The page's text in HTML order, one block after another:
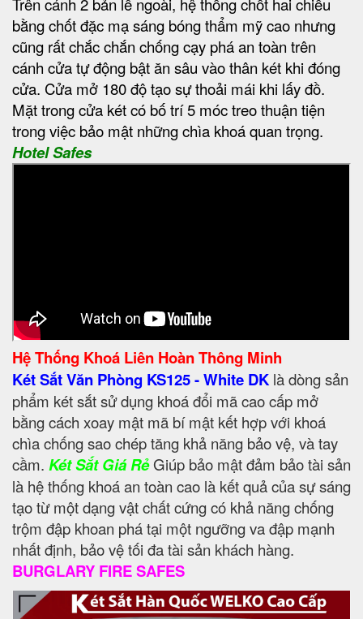
bằng chốt đặc mạ sáng bóng thẩm mỹ cao nhưng
cũng rất chắc chắn chống cạy phá an toàn trên
cánh cửa tự động bật ăn sâu vào thân két khi đóng
cửa. Cửa mở 180 độ tạo sự thoải mái khi lấy đồ.
Mặt trong cửa két có bố trí 5 móc treo thuận tiện
trong việc bảo mật những chìa khoá quan trọng.
Hotel Safes
Hệ Thống Khoá Liên Hoàn Thông Minh
Két Sắt Văn Phòng KS125 - White DK là dòng sản
phẩm két sắt sử dụng khoá đổi mã cao cấp mở
bằng cách xoay mật mã bí mật kết hợp với khoá
chìa chống sao chép tăng khả năng bảo vệ, và tay
cầm. Két Sắt Giá RẻGiúp bảo mật đảm bảo tài sản
là hệ thống khoá an toàn cao là kết quả của sự sáng
tạo từ một dạng vật chất cứng có khả năng chống
trộm đập khoan phá tại một ngưỡng va đập mạnh
nhất định, bảo vệ tối đa tài sản khách hàng.
BURGLARY FIRE SAFES